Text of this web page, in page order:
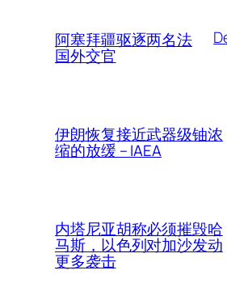
阿塞拜疆驱逐两名法
国外交官
伊朗恢复接近武器级铀浓
缩的放缓 – IAEA
内塔尼亚胡称必须摧毁哈
马斯，以色列对加沙发动
更多袭击